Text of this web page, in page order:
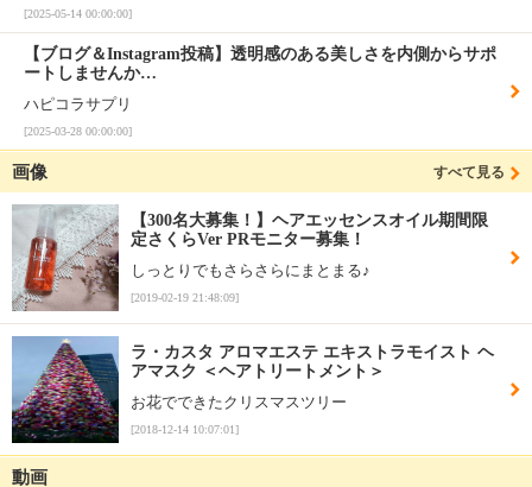
[2025-05-14 00:00:00]
【ブログ＆Instagram投稿】透明感のある美しさを内側からサポ
ートしませんか…
ハピコラサプリ
[2025-03-28 00:00:00]
画像 すべて見る
【300名大募集！】ヘアエッセンスオイル期間限
定さくらVer PRモニター募集！
しっとりでもさらさらにまとまる♪
[2019-02-19 21:48:09]
ラ・カスタ アロマエステ エキストラモイスト ヘ
アマスク ＜ヘアトリートメント＞
お花でできたクリスマスツリー
[2018-12-14 10:07:01]
動画